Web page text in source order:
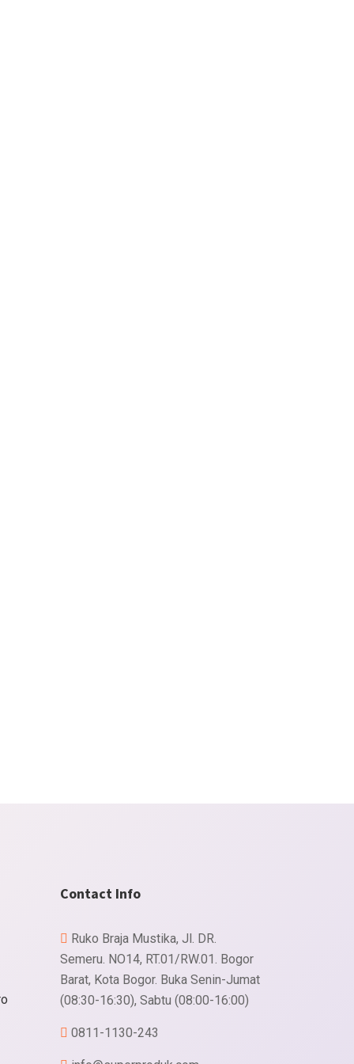
Contact Info
Ruko Braja Mustika, Jl. DR.
Semeru. NO14, RT.01/RW.01. Bogor
Barat, Kota Bogor. Buka Senin-Jumat
(08:30-16:30), Sabtu (08:00-16:00)
0811-1130-243